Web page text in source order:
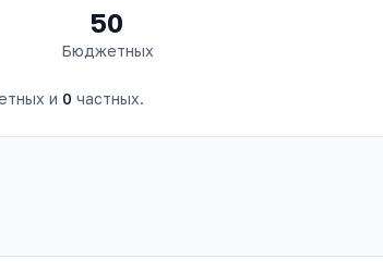
50
Бюджетных
и 0 частных.